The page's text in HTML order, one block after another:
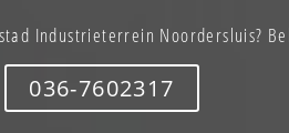
Industrieterrein Noordersluis?
036-7602317